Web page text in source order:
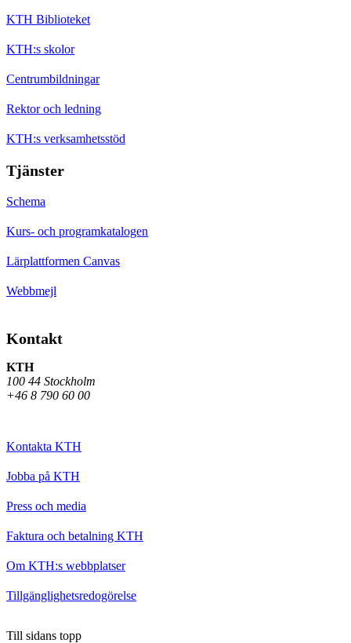
KTH Biblioteket
KTH:s skolor
Centrumbildningar
Rektor och ledning
KTH:s verksamhetsstöd
Tjänster
Schema
Kurs- och programkatalogen
Lärplattformen Canvas
Webbmejl
Kontakt
KTH
100 44 Stockholm
+46 8 790 60 00
Kontakta KTH
Jobba på KTH
Press och media
Faktura och betalning KTH
Om KTH:s webbplatser
Tillgänglighetsredogörelse
Till sidans topp